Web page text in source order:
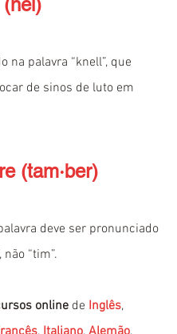
na palavra “knell”, que
de sinos de luto em
(tam·ber)
deve ser pronunciado
não “tim”.
online de Inglês,